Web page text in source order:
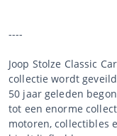
----
Joop Stolze Classic
collectie wordt
50 jaar geleden
tot een enorme
motoren, collectibles